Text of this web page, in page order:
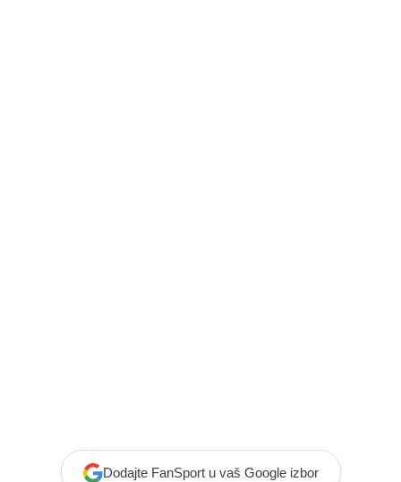
Dodajte FanSport u vaš Google izbor